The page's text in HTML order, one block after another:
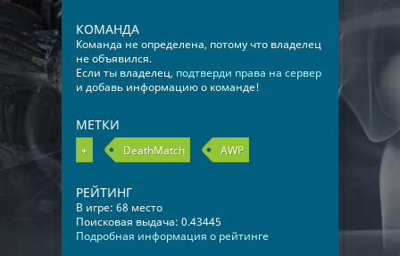
КОМАНДА
Команда не определена, потому что владелец
не объявился.
Если ты владелец, подтверди права на сервер
и добавь информацию о команде!
МЕТКИ
+ DeathMatch AWP
РЕЙТИНГ
В игре: 68 место
Поисковая выдача: 0.43445
Подробная информация о рейтинге